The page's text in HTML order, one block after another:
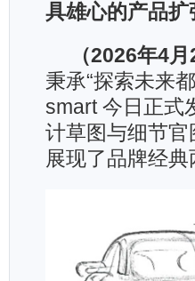
具雄心的产品扩
（2026年4月
秉承“探索未来
smart 今日正式
计草图与细节
展现了品牌经